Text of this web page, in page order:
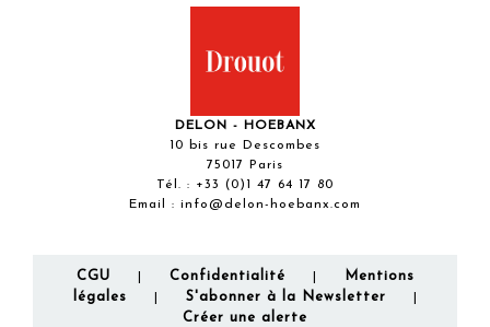
DELON - HOEBANX
10 bis rue Descombes
75017 Paris
Tél. : +33 (0)1 47 64 17 80
Email : info@delon-hoebanx.com
CGU Confidentialité
Mentions
légales
S'abonner à la Newsletter
Créer une alerte